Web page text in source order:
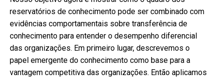
reservatórios de conhecimento pode ser combinado com
evidências comportamentais sobre transferência de
conhecimento para entender o desempenho diferencial
das organizações. Em primeiro lugar, descrevemos o
papel emergente do conhecimento como base para a
vantagem competitiva das organizações. Então aplicamos